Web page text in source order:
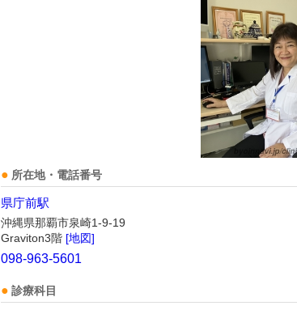
所在地・電話番号
県庁前駅
沖縄県那覇市泉崎1-9-19
Graviton3階 [地図]
098-963-5601
診療科目